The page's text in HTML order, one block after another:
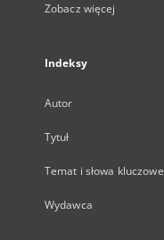
Zobacz więcej
Indeksy
Autor
Tytuł
Temat i słowa kluczowe
Wydawca